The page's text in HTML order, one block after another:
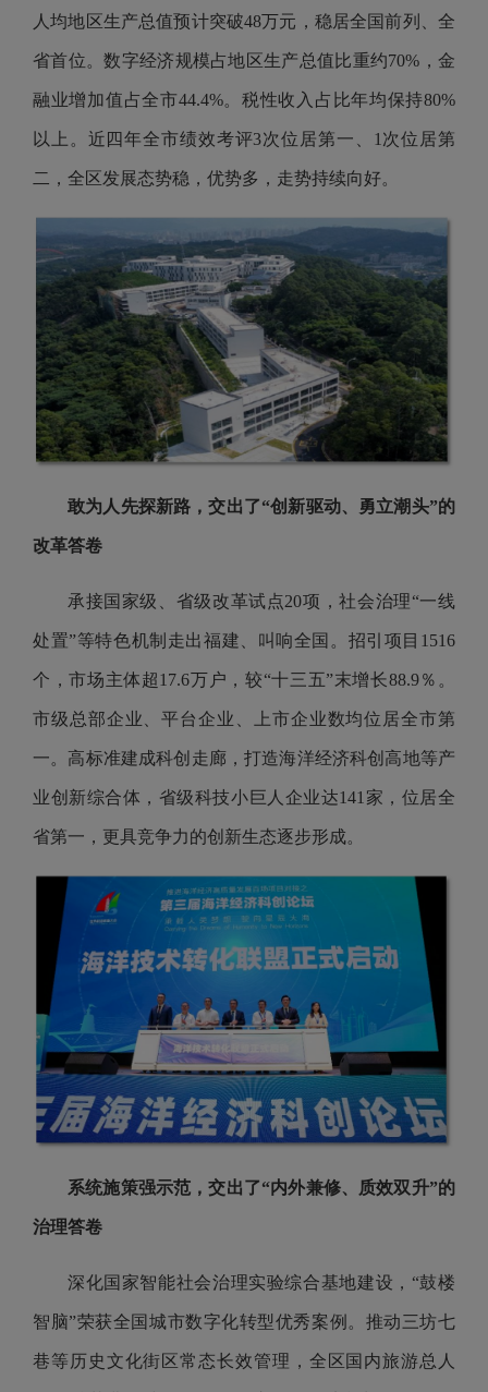
人均地区生产总值预计突破48万元，稳居全国前列、全
省首位。数字经济规模占地区生产总值比重约70%，金
融业增加值占全市44.4%。税性收入占比年均保持80%
以上。近四年全市绩效考评3次位居第一、1次位居第
二，全区发展态势稳，优势多，走势持续向好。
敢为人先探新路，交出了“创新驱动、勇立潮头”的
改革答卷
承接国家级、省级改革试点20项，社会治理“一线
处置”等特色机制走出福建、叫响全国。招引项目1516
个，市场主体超17.6万户，较“十三五”末增长88.9％。
市级总部企业、平台企业、上市企业数均位居全市第
一。高标准建成科创走廊，打造海洋经济科创高地等产
业创新综合体，省级科技小巨人企业达141家，位居全
省第一，更具竞争力的创新生态逐步形成。
系统施策强示范，交出了“内外兼修、质效双升”的
治理答卷
深化国家智能社会治理实验综合基地建设，“鼓楼
智脑”荣获全国城市数字化转型优秀案例。推动三坊七
巷等历史文化街区常态长效管理，全区国内旅游总人